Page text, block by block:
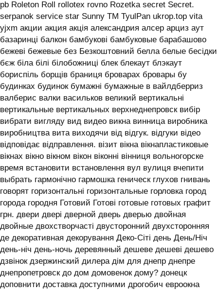
pb Roleton Roll rollotex rovno Rozetka secret Secret.
serpanok service star Sunny TM TyulPan ukrop.top vita
yjxm акции акция акція александрия алсер арциз аут
базаринці балкон бамбукові бамбуковые барабашово
бежеві бежевые без Безкоштовний белла белые бесідки
бєж біла білі білобожниці блек блекаут блэкаут
бориспіль борщів браниця броварах бровары бу
будинках будинок бумажні бумажные в вайлдберриз
валберис валки васильков великий вертикальні
вертикальные вертикальных верхнеднепровск вибір
вибрати вигляду вид видео викна винница виробника
виробництва вита виходячи від відгук. відгуки відео
відповідає відправлення. візит вікна вікнапластиковые
вікнах вікно вікном вікон віконні вінниця вольногорске
время встановити встановлення вул вулиця вчепити
выбрать гармонічно гармошка геническ глухов гнивань
говорят горизонтальні горизонтальные горловка город
города городня Готовий Готові готовые готовых графит
грн. двери двері дверной дверь дверью двойная
двойные двохстворчасті двусторонний двухсторонняя
де декоративная декорування Деко-Сіті день День/Ніч
день-ніч день-ночь деревянный дешеве дешеві дешево
дзвінок дзержинский дилера дім для днепр днепре
днепропетровск до дом домовенок дому? донецк
доповнити доставка доступними дрогобич евроокна